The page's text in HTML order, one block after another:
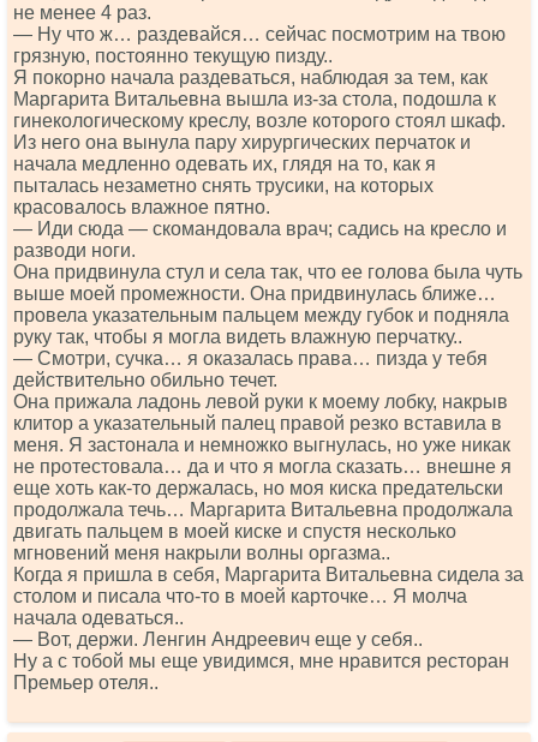
не менее 4 раз.
— Ну что ж… раздевайся… сейчас посмотрим на твою
грязную, постоянно текущую пизду..
Я покорно начала раздеваться, наблюдая за тем, как
Маргарита Витальевна вышла из-за стола, подошла к
гинекологическому креслу, возле которого стоял шкаф.
Из него она вынула пару хирургических перчаток и
начала медленно одевать их, глядя на то, как я
пыталась незаметно снять трусики, на которых
красовалось влажное пятно.
— Иди сюда — скомандовала врач; садись на кресло и
разводи ноги.
Она придвинула стул и села так, что ее голова была чуть
выше моей промежности. Она придвинулась ближе…
провела указательным пальцем между губок и подняла
руку так, чтобы я могла видеть влажную перчатку..
— Смотри, сучка… я оказалась права… пизда у тебя
действительно обильно течет.
Она прижала ладонь левой руки к моему лобку, накрыв
клитор а указательный палец правой резко вставила в
меня. Я застонала и немножко выгнулась, но уже никак
не протестовала… да и что я могла сказать… внешне я
еще хоть как-то держалась, но моя киска предательски
продолжала течь… Маргарита Витальевна продолжала
двигать пальцем в моей киске и спустя несколько
мгновений меня накрыли волны оргазма..
Когда я пришла в себя, Маргарита Витальевна сидела за
столом и писала что-то в моей карточке… Я молча
начала одеваться..
— Вот, держи. Ленгин Андреевич еще у себя..
Ну а с тобой мы еще увидимся, мне нравится ресторан
Премьер отеля..